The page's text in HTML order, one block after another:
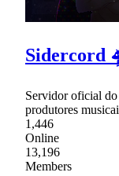
Sidercord
Servidor oficial
produtores
1,446
Online
13,196
Members